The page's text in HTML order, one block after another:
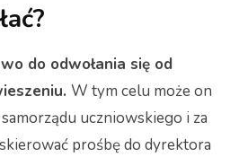
do odwołania się od
W tym celu może on
uczniowskiego i za
prośbę do dyrektora